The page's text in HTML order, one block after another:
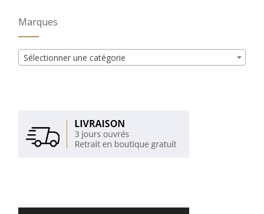
Marques
Sélectionner une catégorie